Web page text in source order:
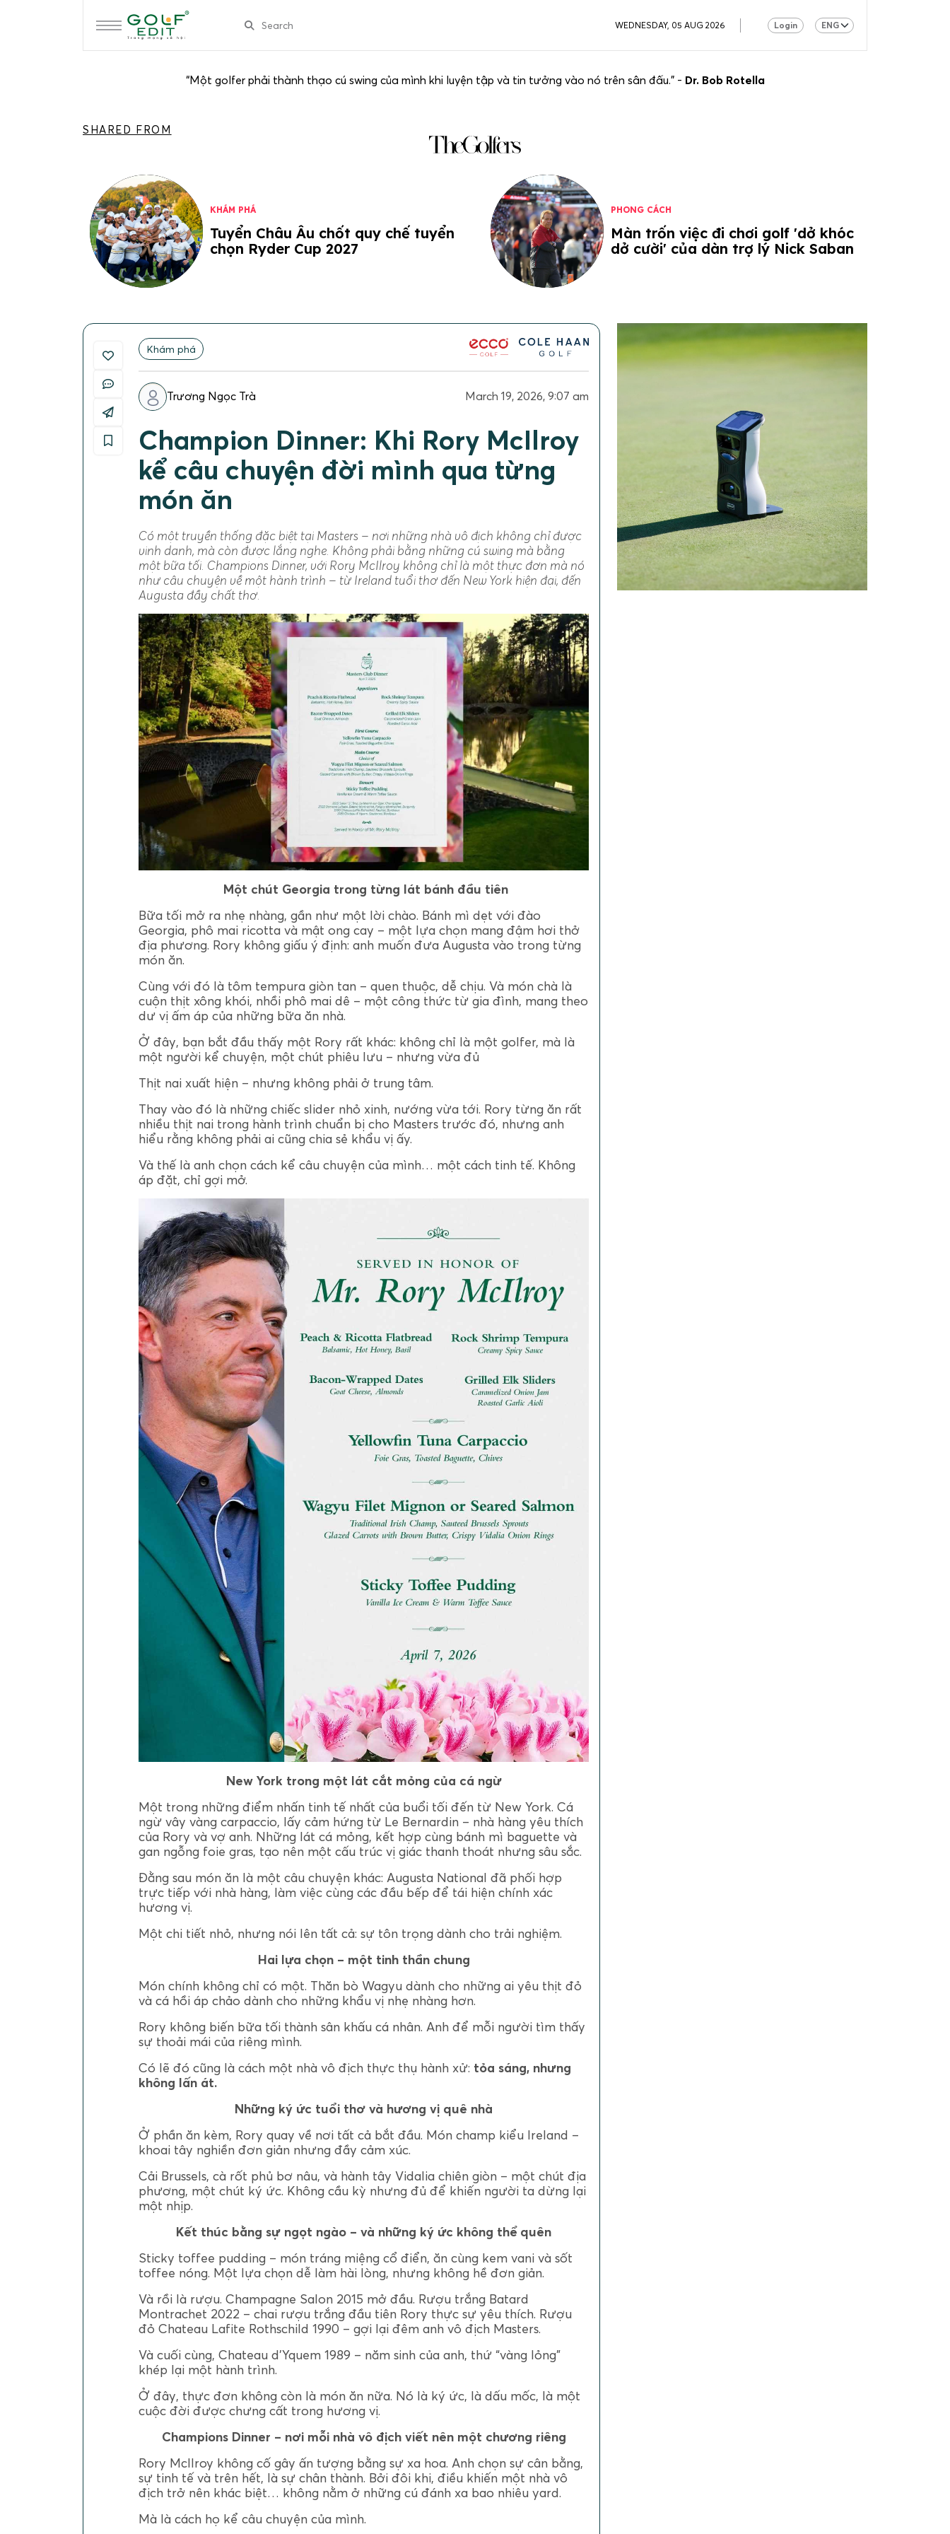
WEDNESDAY, 05 AUG 2026 Login
“Một golfer phải thành thạo cú swing của mình khi luyện tập và tin tưởng vào nó trên sân đấu.” - Dr. Bob Rotella
SHARED FROM
KHÁM PHÁ
Tuyển Châu Âu chốt quy chế tuyển
chọn Ryder Cup 2027
PHONG CÁCH
Màn trốn việc đi chơi golf 'dở khóc
dở cười' của dàn trợ lý Nick Saban
Khám phá
Trương Ngọc Trà March 19, 2026, 9:07 am
Champion Dinner: Khi Rory McIlroy
kể câu chuyện đời mình qua từng
món ăn
Có một truyền thống đặc biệt tại Masters – nơi những nhà vô địch không chỉ được
vinh danh, mà còn được lắng nghe. Không phải bằng những cú swing mà bằng
một bữa tối. Champions Dinner, với Rory McIlroy không chỉ là một thực đơn mà nó
như câu chuyện về một hành trình – từ Ireland tuổi thơ đến New York hiện đại, đến
Augusta đầy chất thơ.
Một chút Georgia trong từng lát bánh đầu tiên
Bữa tối mở ra nhẹ nhàng, gần như một lời chào. Bánh mì dẹt với đào
Georgia, phô mai ricotta và mật ong cay – một lựa chọn mang đậm hơi thở
địa phương. Rory không giấu ý định: anh muốn đưa Augusta vào trong từng
món ăn.
Cùng với đó là tôm tempura giòn tan – quen thuộc, dễ chịu. Và món chà là
cuộn thịt xông khói, nhồi phô mai dê – một công thức từ gia đình, mang theo
dư vị ấm áp của những bữa ăn nhà.
Ở đây, bạn bắt đầu thấy một Rory rất khác: không chỉ là một golfer, mà là
một người kể chuyện, một chút phiêu lưu – nhưng vừa đủ
Thịt nai xuất hiện – nhưng không phải ở trung tâm.
Thay vào đó là những chiếc slider nhỏ xinh, nướng vừa tới. Rory từng ăn rất
nhiều thịt nai trong hành trình chuẩn bị cho Masters trước đó, nhưng anh
hiểu rằng không phải ai cũng chia sẻ khẩu vị ấy.
Và thế là anh chọn cách kể câu chuyện của mình… một cách tinh tế. Không
áp đặt, chỉ gợi mở.
New York trong một lát cắt mỏng của cá ngừ
Một trong những điểm nhấn tinh tế nhất của buổi tối đến từ New York. Cá
ngừ vây vàng carpaccio, lấy cảm hứng từ Le Bernardin – nhà hàng yêu thích
của Rory và vợ anh. Những lát cá mỏng, kết hợp cùng bánh mì baguette và
gan ngỗng foie gras, tạo nên một cấu trúc vị giác thanh thoát nhưng sâu sắc.
Đằng sau món ăn là một câu chuyện khác: Augusta National đã phối hợp
trực tiếp với nhà hàng, làm việc cùng các đầu bếp để tái hiện chính xác
hương vị.
Một chi tiết nhỏ, nhưng nói lên tất cả: sự tôn trọng dành cho trải nghiệm.
Hai lựa chọn – một tinh thần chung
Món chính không chỉ có một. Thăn bò Wagyu dành cho những ai yêu thịt đỏ
và cá hồi áp chảo dành cho những khẩu vị nhẹ nhàng hơn.
Rory không biến bữa tối thành sân khấu cá nhân. Anh để mỗi người tìm thấy
sự thoải mái của riêng mình.
Có lẽ đó cũng là cách một nhà vô địch thực thụ hành xử: tỏa sáng, nhưng
không lấn át.
Những ký ức tuổi thơ và hương vị quê nhà
Ở phần ăn kèm, Rory quay về nơi tất cả bắt đầu. Món champ kiểu Ireland –
khoai tây nghiền đơn giản nhưng đầy cảm xúc.
Cải Brussels, cà rốt phủ bơ nâu, và hành tây Vidalia chiên giòn – một chút địa
phương, một chút ký ức. Không cầu kỳ nhưng đủ để khiến người ta dừng lại
một nhịp.
Kết thúc bằng sự ngọt ngào – và những ký ức không thể quên
Sticky toffee pudding – món tráng miệng cổ điển, ăn cùng kem vani và sốt
toffee nóng. Một lựa chọn dễ làm hài lòng, nhưng không hề đơn giản.
Và rồi là rượu. Champagne Salon 2015 mở đầu. Rượu trắng Batard
Montrachet 2022 – chai rượu trắng đầu tiên Rory thực sự yêu thích. Rượu
đỏ Chateau Lafite Rothschild 1990 – gợi lại đêm anh vô địch Masters.
Và cuối cùng, Chateau d’Yquem 1989 – năm sinh của anh, thứ “vàng lỏng”
khép lại một hành trình.
Ở đây, thực đơn không còn là món ăn nữa. Nó là ký ức, là dấu mốc, là một
cuộc đời được chưng cất trong hương vị.
Champions Dinner – nơi mỗi nhà vô địch viết nên một chương riêng
Rory McIlroy không cố gây ấn tượng bằng sự xa hoa. Anh chọn sự cân bằng,
sự tinh tế và trên hết, là sự chân thành. Bởi đôi khi, điều khiến một nhà vô
địch trở nên khác biệt… không nằm ở những cú đánh xa bao nhiêu yard.
Mà là cách họ kể câu chuyện của mình.